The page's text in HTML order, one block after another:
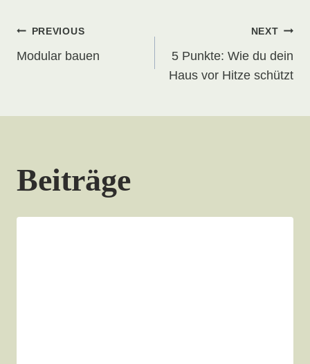
Beitragsnavigation
PREVIOUS
Modular bauen
NEXT
5 Punkte: Wie du dein
Haus vor Hitze schützt
Beiträge